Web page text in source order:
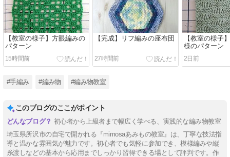
【教室の様子】方眼編みの
パターン
15時間前
【完成】リフ編みの座布団
27時間前
【教室の様子
様のパターン
2日前
#手編み #編み物 #編み物教室
このブログのここがポイント
初心者から上級者まで幅広く学べる、実践的な編み物教室
埼玉県所沢市の自宅で開かれる『mimosaあみもの教室』は、丁寧な技法指
導と温かな雰囲気が魅力です。初心者でも気軽に参加でき、模様編みや縦
糸渡しなどの基本から応用までしっかり習得できる場として評判です。作